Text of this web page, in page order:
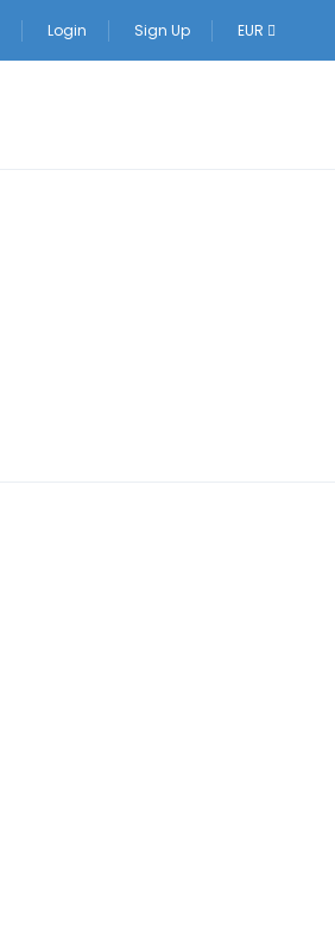
Login Sign Up EUR